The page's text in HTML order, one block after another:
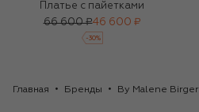
Платье с пайетками
66 600 ₽46 600 ₽
-30%
Главная Бренды By Malene Birger